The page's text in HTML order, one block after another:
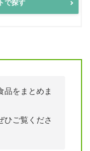
で探す
品をまとめま
ひご覧くださ